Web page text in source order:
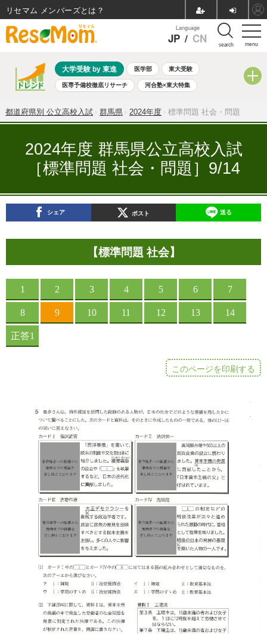
menu
Language
JP / CN search
大学受験 by 東進 医学部 東大受験
医専予備校徹底リサーチ 河合塾×東大特集
共通テスト 夏休み 8月開催学校説明会・相談会
自由研究教材（小学生向け） 自由研究教材（中学生向け）
ランキング
都道府県別 公立高校入試 群馬県 2024年度 標準問題 社会・問題
2024年度 群馬県公立高校入試
［標準問題 社会・問題］9/14
シェア ポスト 送る
【標準問題 社会】
このページを印刷する
リセマム メンバーズ